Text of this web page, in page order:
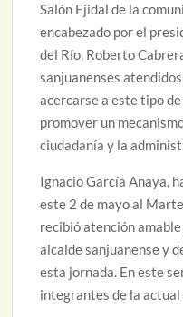
Salón Ejidal de la
encabezado por el
del Río, Roberto
sanjuanenses
acercarse a este tipo
promover un
ciudadanía y la
Ignacio García Anaya,
este 2 de mayo al
recibió atención
alcalde sanjuanense y
esta jornada. En este
integrantes de la